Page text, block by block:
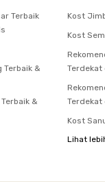
Terbaik
Terbaik &
&
Kost
Kost
Terdekat
Terdekat
Kost
Lihat